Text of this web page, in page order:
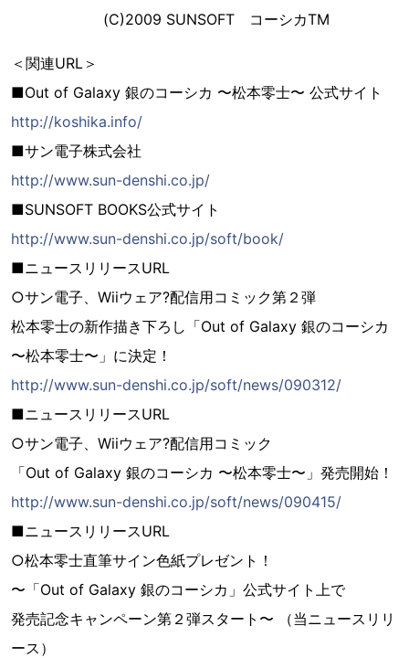
(C)2009 SUNSOFT コーシカTM
＜関連URL＞
■Out of Galaxy 銀のコーシカ 〜松本零士〜 公式サイト
http://koshika.info/
■サン電子株式会社
http://www.sun-denshi.co.jp/
■SUNSOFT BOOKS公式サイト
http://www.sun-denshi.co.jp/soft/book/
■ニュースリリースURL
○サン電子、Wiiウェア?配信用コミック第２弾
松本零士の新作描き下ろし「Out of Galaxy 銀のコーシカ
〜松本零士〜」に決定！
http://www.sun-denshi.co.jp/soft/news/090312/
■ニュースリリースURL
○サン電子、Wiiウェア?配信用コミック
「Out of Galaxy 銀のコーシカ 〜松本零士〜」発売開始！
http://www.sun-denshi.co.jp/soft/news/090415/
■ニュースリリースURL
○松本零士直筆サイン色紙プレゼント！
〜「Out of Galaxy 銀のコーシカ」公式サイト上で
発売記念キャンペーン第２弾スタート〜 （当ニュースリリ
ース）